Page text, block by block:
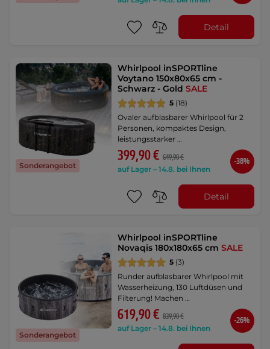
Detail
Sonderangebot
Whirlpool inSPORTline
Voytano 150x80x65 cm -
Schwarz - GoldSALE
5 (18)
Ovaler aufblasbarer Whirlpool für 2
Personen, kompaktes Design,
leistungsstarker …
399,90 € 649,90 €
auf Lager – 14.8. bei Ihnen
-38%
Detail
Sonderangebot
Whirlpool inSPORTline
Novaqis 180x180x65 cmSALE
5 (3)
Runder aufblasbarer Whirlpool mit
Wasserheizung, 130 Luftdüsen und
Filterung! Machen …
619,90 € 839,90 €
auf Lager – 14.8. bei Ihnen
-26%